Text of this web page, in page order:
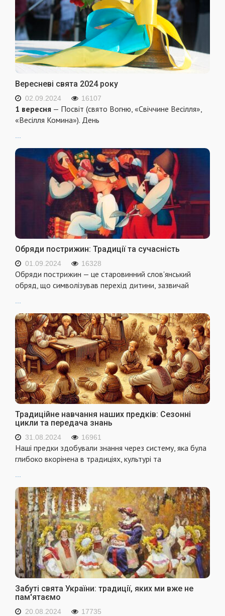
Вересневі свята 2024 року
02.09.2024 16107
1 вересня — Посвіт (свято Вогню, «Свіччине Весілля»,
«Весілля Комина»). День
Обряди пострижин: Традиції та сучасність
01.09.2024 16328
Обряди пострижин — це старовинний слов'янський
обряд, що символізував перехід дитини, зазвичай
Традиційне навчання наших предків: Сезонні
цикли та передача знань
31.08.2024 16961
Наші предки здобували знання через систему, яка була
глибоко вкорінена в традиціях, культурі та
...
Забуті свята України: традиції, яких ми вже не
пам'ятаємо
20.08.2024 17735